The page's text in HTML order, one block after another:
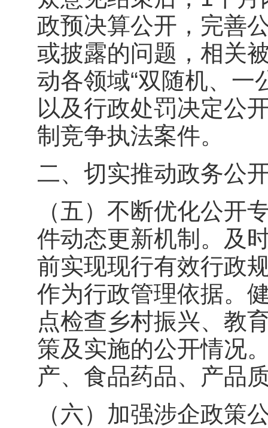
政预决算公开，完善
或披露的问题，相关
动各领域“双随机、一
以及行政处罚决定公
制竞争执法案件。
二、切实推动政务公
（五）不断优化公开
件动态更新机制。及
前实现现行有效行政
作为行政管理依据。
点检查乡村振兴、教
策及实施的公开情况
产、食品药品、产品
（六）加强涉企政策